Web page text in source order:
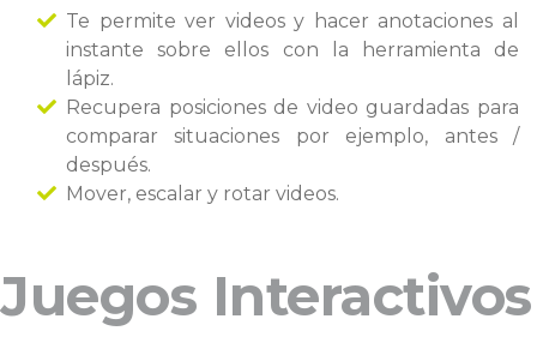
Te permite ver videos y hacer anotaciones al
instante sobre ellos con la herramienta de
lápiz.
Recupera posiciones de video guardadas para
comparar situaciones por ejemplo, antes /
después.
Mover, escalar y rotar videos.
Juegos Interactivos